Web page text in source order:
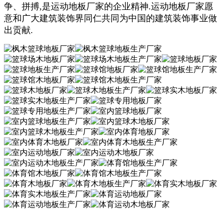
争、拼搏,是运动地板厂家的企业精神.运动地板厂家愿
意和广大建筑装饰界同仁共同为中国的建筑装饰事业做
出贡献.